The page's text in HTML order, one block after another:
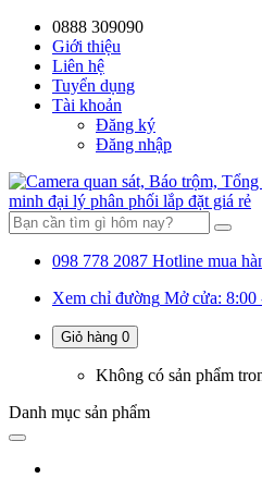
0888 309090
Giới thiệu
Liên hệ
Tuyển dụng
Tài khoản
Đăng ký
Đăng nhập
098 778 2087 Hotline mua
Xem chỉ đường Mở cửa: 8:00
Giỏ hàng 0
Không có sản phẩm
Danh mục sản phẩm